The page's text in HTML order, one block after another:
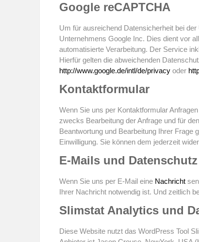
Google reCAPTCHA
Um für ausreichend Datensicherheit bei
Unternehmens Google Inc. Dies dient vor
automatisierte Verarbeitung. Der Service
Hierfür gelten die abweichenden
http://www.google.de/intl/de/privacy oder
Kontaktformular
Wenn Sie uns per Kontaktformular
zwecks Bearbeitung der Anfrage und für
Beantwortung und Bearbeitung Ihrer Frage
Einwilligung. Sie können dem jederzeit
E-Mails und Datenschutz
Wenn Sie uns per E-Mail eine Nachricht
Ihrer Nachricht notwendig ist. Und zeitlich
Slimstat Analytics und
Diese Website nutzt das WordPress Tool